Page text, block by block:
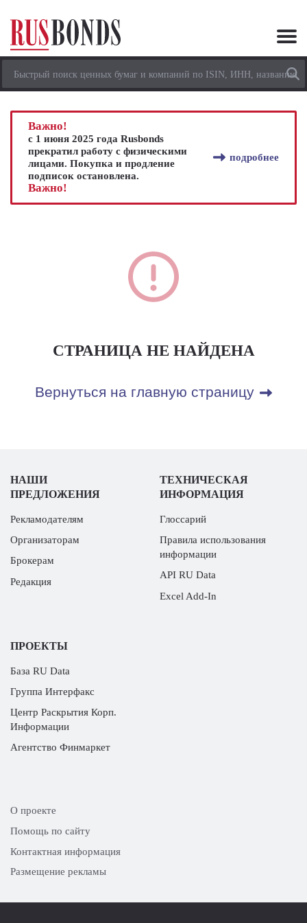
Важно!
с 1 июня 2025 года Rusbonds
прекратил работу с физическими
лицами. Покупка и продление
подписок остановлена.
подробнее
Важно!
СТРАНИЦА НЕ НАЙДЕНА
Вернуться на главную страницу
НАШИ
ПРЕДЛОЖЕНИЯ
Рекламодателям
Организаторам
Брокерам
Редакция
ТЕХНИЧЕСКАЯ
ИНФОРМАЦИЯ
Глоссарий
Правила использования
информации
API RU Data
Excel Add-In
ПРОЕКТЫ
База RU Data
Группа Интерфакс
Центр Раскрытия Корп.
Информации
Агентство Финмаркет
О проекте
Помощь по сайту
Контактная информация
Размещение рекламы